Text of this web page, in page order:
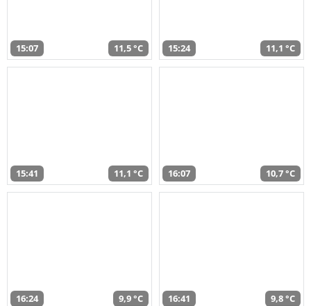
15:07 11,5 °C 15:24 11,1 °C
15:41 11,1 °C 16:07 10,7 °C
16:24 9,9 °C 16:41 9,8 °C